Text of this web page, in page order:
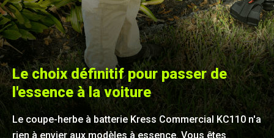
Le choix définitif pour passer de
l'essence à la voiture
Le coupe-herbe à batterie Kress Commercial KC110 n'a
rien à envier aux modèles à essence. Vous êtes